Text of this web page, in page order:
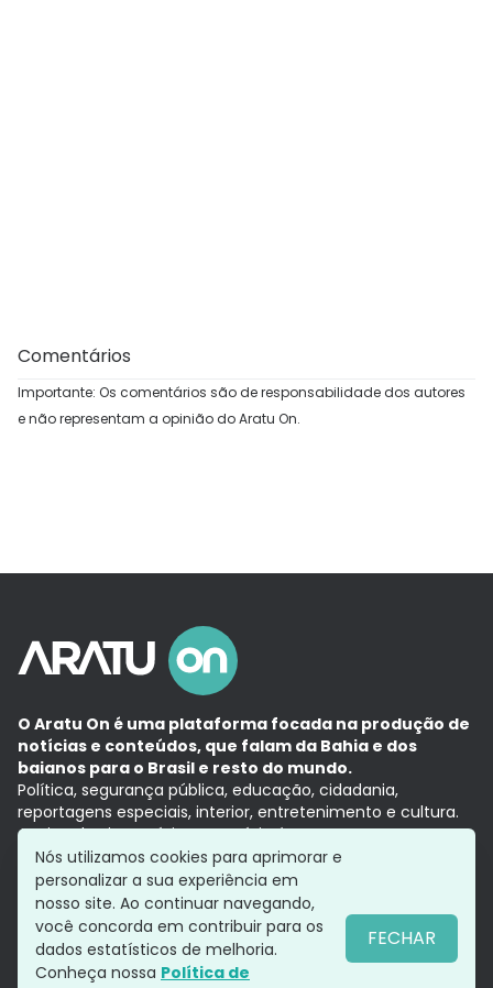
Comentários
Importante: Os comentários são de responsabilidade dos autores
e não representam a opinião do Aratu On.
O Aratu On é uma plataforma focada na produção de
notícias e conteúdos, que falam da Bahia e dos
baianos para o Brasil e resto do mundo.
Política, segurança pública, educação, cidadania,
reportagens especiais, interior, entretenimento e cultura.
Aqui, tudo vira notícia e a notícia é no tempo presente,
com a credibilidade do Grupo Aratu.
Grupo Aratu
Política de privacidade
Siga-nos
Nós utilizamos cookies para aprimorar e
personalizar a sua experiência em
nosso site. Ao continuar navegando,
você concorda em contribuir para os
dados estatísticos de melhoria.
Conheça nossa Política de
FECHAR